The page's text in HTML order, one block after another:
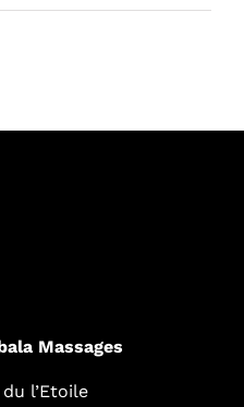
Massages
l’Etoile